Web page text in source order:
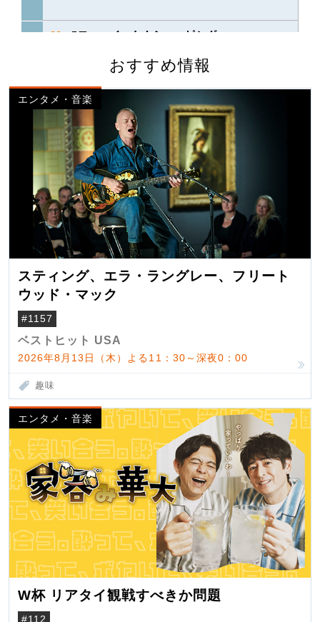
おすすめ情報
エンタメ・音楽
スティング、エラ・ラングレー、フリート
ウッド・マック
#1157
ベストヒット USA
2026年8月13日（木）よる11：30～深夜0：00
趣味
エンタメ・音楽
W杯 リアタイ観戦すべきか問題
#112